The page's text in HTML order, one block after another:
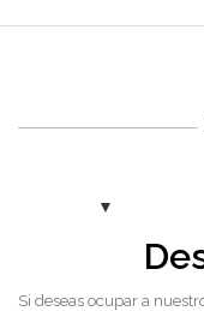
Si deseas ocupar a